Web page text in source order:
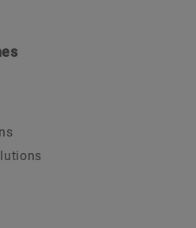
FUNCIONAMIENTO)
PUMP-